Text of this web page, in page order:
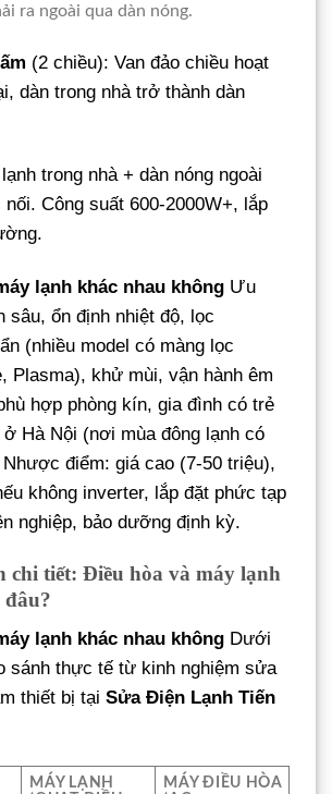
ra ngoài qua dàn nóng.
(2 chiều): Van đảo chiều hoạt
dàn trong nhà trở thành dàn
trong nhà + dàn nóng ngoài
Công suất 600-2000W+, lắp
lạnh khác nhau không Ưu
sâu, ổn định nhiệt độ, lọc
(nhiều model có màng lọc
Plasma), khử mùi, vận hành êm
hợp phòng kín, gia đình có trẻ
Hà Nội (nơi mùa đông lạnh có
điểm: giá cao (7-50 triệu),
không inverter, lắp đặt phức tạp
nghiệp, bảo dưỡng định kỳ.
chi tiết: Điều hòa và máy lạnh
lạnh khác nhau không Dưới
sánh thực tế từ kinh nghiệm sửa
thiết bị tại Sửa Điện Lạnh Tiến
MÁY LẠNH
MÁY ĐIỀU HÒA